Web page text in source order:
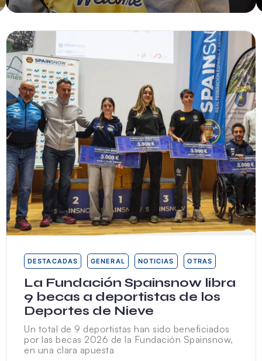
Juli Sala
DESTACADAS GENERAL NOTICIAS OTRAS
La Fundación Spainsnow libra
9 becas a deportistas de los
Deportes de Nieve
Un total de 9 deportistas han sido beneficiados
por las becas 2026 de la Fundación Spainsnow,
en una clara apuesta